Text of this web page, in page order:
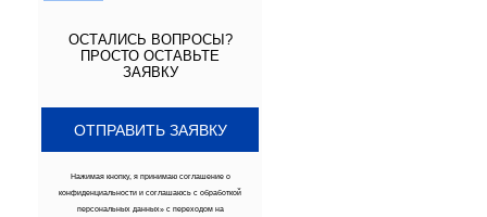
ОСТАЛИСЬ ВОПРОСЫ?
ПРОСТО ОСТАВЬТЕ
ЗАЯВКУ
ОТПРАВИТЬ ЗАЯВКУ
Нажимая кнопку, я принимаю соглашение о
конфиденциальности и соглашаюсь с обработкой
персональных данных» с переходом на